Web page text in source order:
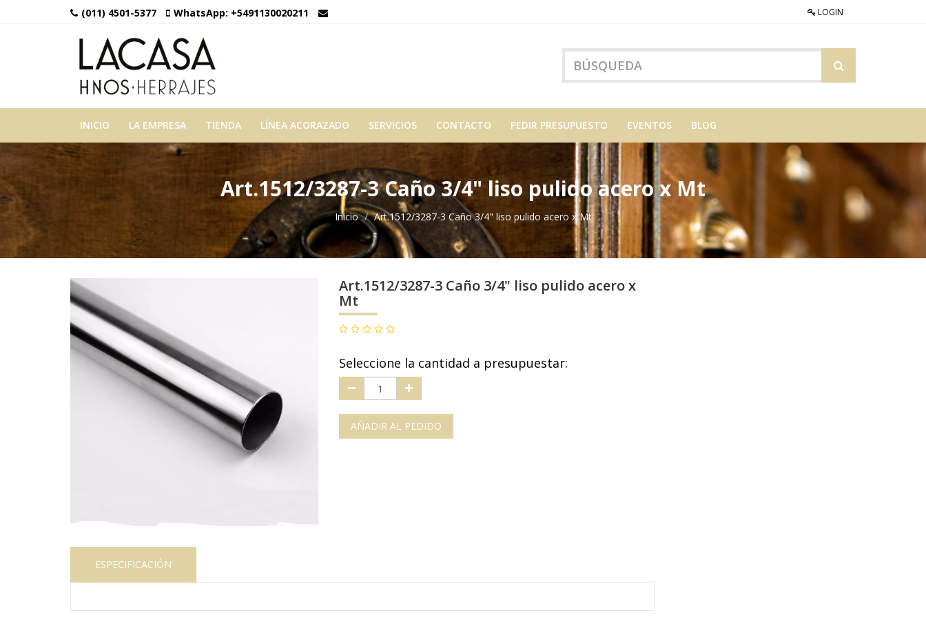
(011) 4501-5377 WhatsApp: +5491130020211 LOGIN
INICIO LA EMPRESA TIENDA LÍNEA ACORAZADO SERVICIOS CONTACTO PEDIR PRESUPUESTO EVENTOS BLOG
Art.1512/3287-3 Caño 3/4" liso pulido acero x Mt
Inicio Art.1512/3287-3 Caño 3/4" liso pulido acero x Mt
Art.1512/3287-3 Caño 3/4" liso pulido acero x
Mt
Seleccione la cantidad a presupuestar:
AÑADIR AL PEDIDO
ESPECIFICACIÓN